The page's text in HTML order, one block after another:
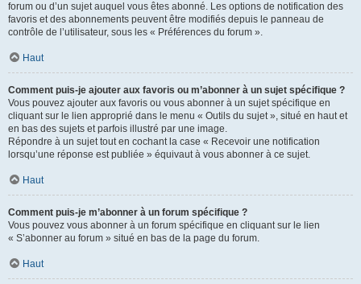
forum ou d’un sujet auquel vous êtes abonné. Les options de notification des
favoris et des abonnements peuvent être modifiés depuis le panneau de
contrôle de l’utilisateur, sous les « Préférences du forum ».
Haut
Comment puis-je ajouter aux favoris ou m’abonner à un sujet spécifique ?
Vous pouvez ajouter aux favoris ou vous abonner à un sujet spécifique en
cliquant sur le lien approprié dans le menu « Outils du sujet », situé en haut et
en bas des sujets et parfois illustré par une image.
Répondre à un sujet tout en cochant la case « Recevoir une notification
lorsqu’une réponse est publiée » équivaut à vous abonner à ce sujet.
Haut
Comment puis-je m’abonner à un forum spécifique ?
Vous pouvez vous abonner à un forum spécifique en cliquant sur le lien
« S’abonner au forum » situé en bas de la page du forum.
Haut